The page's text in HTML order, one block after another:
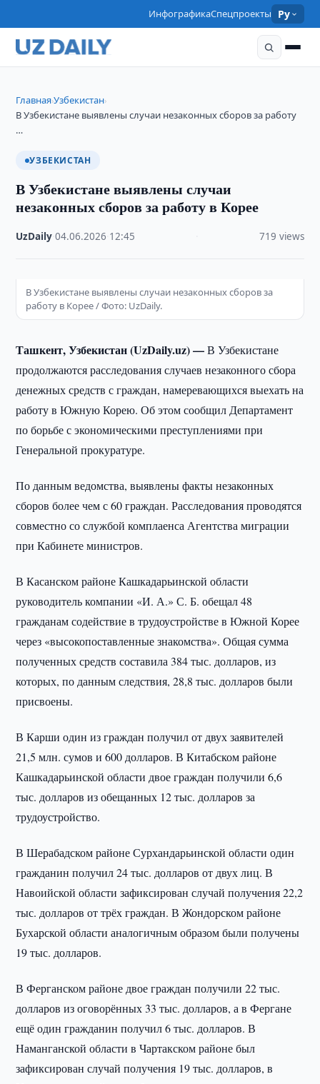
ИнфографикаСпецпроекты Ру
Главная›Узбекистан›
В Узбекистане выявлены случаи незаконных сборов за работу
…
УЗБЕКИСТАН
В Узбекистане выявлены случаи
незаконных сборов за работу в Корее
UzDaily ·04.06.2026 12:45 719 views
В Узбекистане выявлены случаи незаконных сборов за
работу в Корее / Фото: UzDaily.
Ташкент, Узбекистан (UzDaily.uz) —В Узбекистане
продолжаются расследования случаев незаконного сбора
денежных средств с граждан, намеревающихся выехать на
работу в Южную Корею. Об этом сообщил Департамент
по борьбе с экономическими преступлениями при
Генеральной прокуратуре.
По данным ведомства, выявлены факты незаконных
сборов более чем с 60 граждан. Расследования проводятся
совместно со службой комплаенса Агентства миграции
при Кабинете министров.
В Касанском районе Кашкадарьинской области
руководитель компании «И. А.» С. Б. обещал 48
гражданам содействие в трудоустройстве в Южной Корее
через «высокопоставленные знакомства». Общая сумма
полученных средств составила 384 тыс. долларов, из
которых, по данным следствия, 28,8 тыс. долларов были
присвоены.
В Карши один из граждан получил от двух заявителей
21,5 млн. сумов и 600 долларов. В Китабском районе
Кашкадарьинской области двое граждан получили 6,6
тыс. долларов из обещанных 12 тыс. долларов за
трудоустройство.
В Шерабадском районе Сурхандарьинской области один
гражданин получил 24 тыс. долларов от двух лиц. В
Навоийской области зафиксирован случай получения 22,2
тыс. долларов от трёх граждан. В Жондорском районе
Бухарской области аналогичным образом были получены
19 тыс. долларов.
В Ферганском районе двое граждан получили 22 тыс.
долларов из оговорённых 33 тыс. долларов, а в Фергане
ещё один гражданин получил 6 тыс. долларов. В
Наманганской области в Чартакском районе был
зафиксирован случай получения 19 тыс. долларов, в